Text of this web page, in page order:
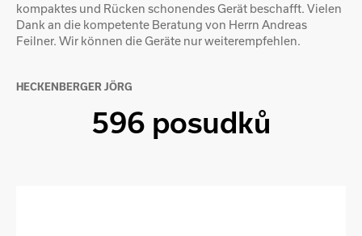
kompaktes und Rücken schonendes Gerät beschafft. Vielen
Dank an die kompetente Beratung von Herrn Andreas
Feilner. Wir können die Geräte nur weiterempfehlen.
HECKENBERGER JÖRG
596 posudků